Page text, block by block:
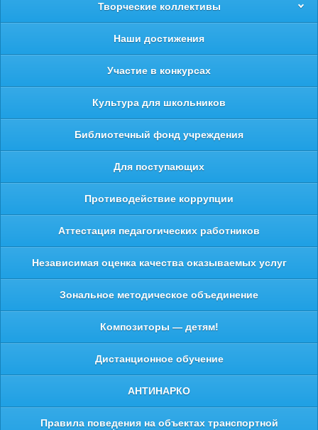
Творческие коллективы
Наши достижения
Участие в конкурсах
Культура для школьников
Библиотечный фонд учреждения
Для поступающих
Противодействие коррупции
Аттестация педагогических работников
Независимая оценка качества оказываемых услуг
Зональное методическое объединение
Композиторы — детям!
Дистанционное обучение
АНТИНАРКО
Правила поведения на объектах транспортной